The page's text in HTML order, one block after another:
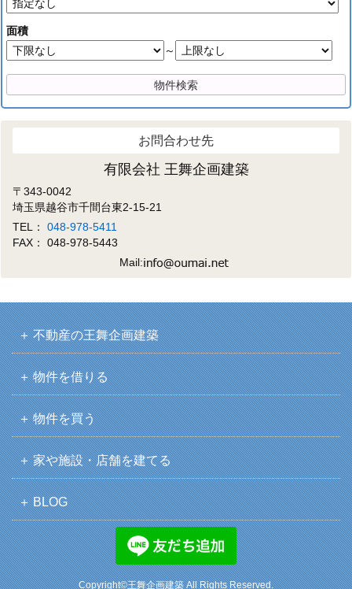
面積
～
お問合わせ先
有限会社 王舞企画建築
〒343-0042
埼玉県越谷市千間台東2-15-21
TEL：048-978-5411
FAX： 048-978-5443
Mail:
不動産の王舞企画建築
物件を借りる
物件を買う
家や施設・店舗を建てる
BLOG
Copyright©王舞企画建築 All Rights Reserved.